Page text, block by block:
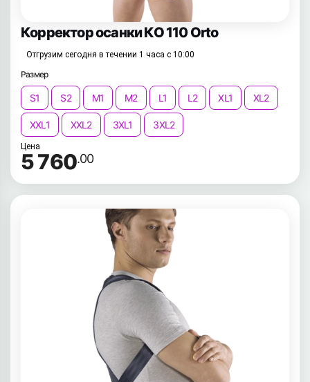
Корректор осанки КО 110 Orto
Отгрузим сегодня в течении 1 часа с 10:00
Размер
S1 S2 M1 M2 L1 L2 XL1 XL2
XXL1 XXL2 3XL1 3XL2
Цена
5 760.00